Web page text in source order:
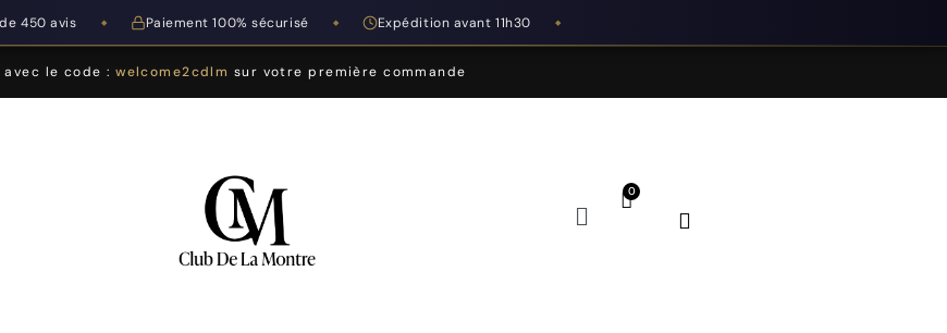
450 avis ◆ Paiement 100% sécurisé ◆ Expédition avant 11h30 ◆
avec le code :welcome2cdlm sur votre première commande